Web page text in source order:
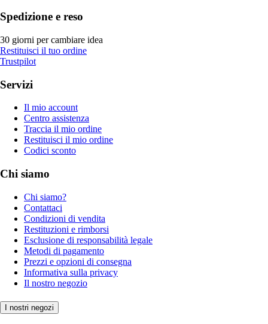
Spedizione e reso
30 giorni per cambiare idea
Restituisci il tuo ordine
Trustpilot
Servizi
Il mio account
Centro assistenza
Traccia il mio ordine
Restituisci il mio ordine
Codici sconto
Chi siamo
Chi siamo?
Contattaci
Condizioni di vendita
Restituzioni e rimborsi
Esclusione di responsabilità legale
Metodi di pagamento
Prezzi e opzioni di consegna
Informativa sulla privacy
Il nostro negozio
I nostri negozi